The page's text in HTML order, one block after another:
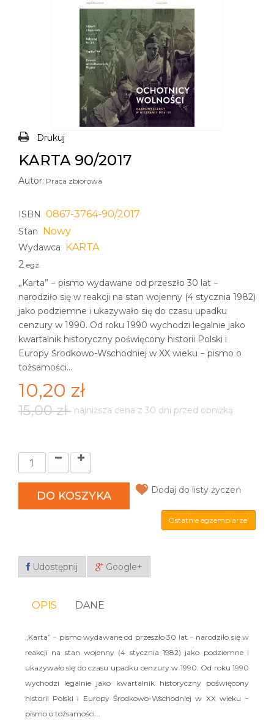
Drukuj
KARTA 90/2017
Autor: Praca zbiorowa
ISBN 0867-3764-90/2017
Stan Nowy
Wydawca KARTA
2 egz.
„Karta” − pismo wydawane od przeszło 30 lat −
narodziło się w reakcji na stan wojenny (4 stycznia 1982)
jako podziemne i ukazywało się do czasu upadku
cenzury w 1990. Od roku 1990 wychodzi legalnie jako
kwartalnik historyczny poświęcony historii Polski i
Europy Środkowo-Wschodniej w XX wieku − pismo o
tożsamości...
10,20 zł
15,00 zł najniższa cena z 30 dni przed obniżką
DO KOSZYKA Dodaj do listy życzeń
Ostatnie egzemplarze!
Udostępnij Google+
OPIS DANE
„Karta” − pismo wydawane od przeszło 30 lat − narodziło się w
reakcji na stan wojenny (4 stycznia 1982) jako podziemne i
ukazywało się do czasu upadku cenzury w 1990. Od roku 1990
wychodzi legalnie jako kwartalnik historyczny poświęcony
historii Polski i Europy Środkowo-Wschodniej w XX wieku −
pismo o tożsamości...